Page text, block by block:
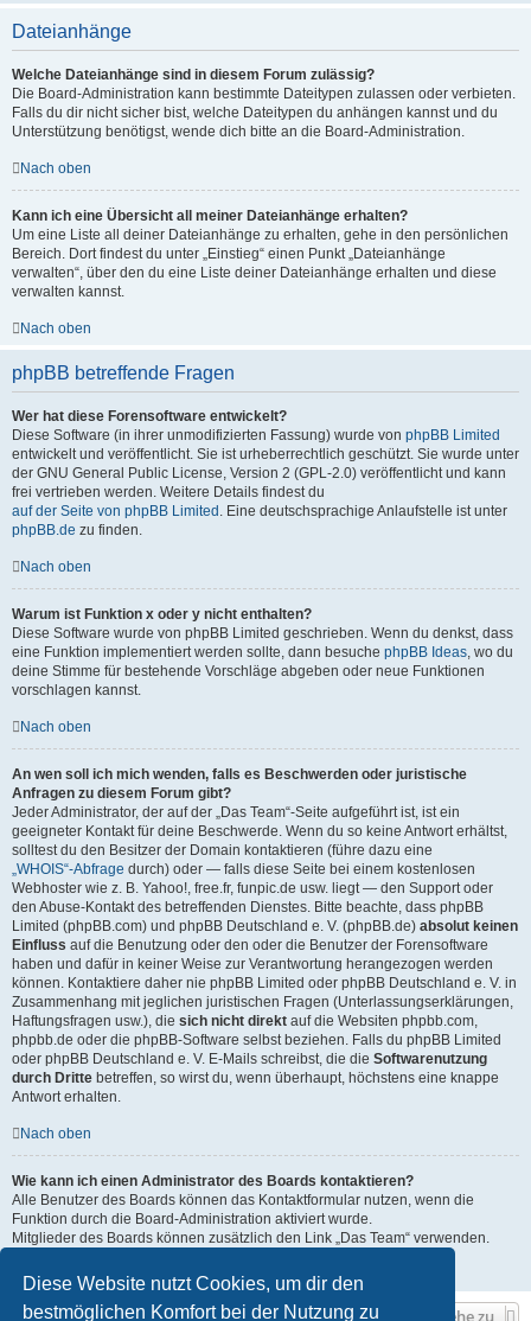
Diese Website nutzt Cookies, um dir den
bestmöglichen Komfort bei der Nutzung zu
Dateianhänge
Welche Dateianhänge sind in diesem Forum zulässig?
Die Board-Administration kann bestimmte Dateitypen zulassen oder verbieten.
Falls du dir nicht sicher bist, welche Dateitypen du anhängen kannst und du
Unterstützung benötigst, wende dich bitte an die Board-Administration.
Nach oben
Kann ich eine Übersicht all meiner Dateianhänge erhalten?
Um eine Liste all deiner Dateianhänge zu erhalten, gehe in den persönlichen
Bereich. Dort findest du unter „Einstieg“ einen Punkt „Dateianhänge
verwalten“, über den du eine Liste deiner Dateianhänge erhalten und diese
verwalten kannst.
Nach oben
phpBB betreffende Fragen
Wer hat diese Forensoftware entwickelt?
Diese Software (in ihrer unmodifizierten Fassung) wurde von phpBB Limited
entwickelt und veröffentlicht. Sie ist urheberrechtlich geschützt. Sie wurde unter
der GNU General Public License, Version 2 (GPL-2.0) veröffentlicht und kann
frei vertrieben werden. Weitere Details findest du
auf der Seite von phpBB Limited . Eine deutschsprachige Anlaufstelle ist unter
phpBB.de zu finden.
Nach oben
Warum ist Funktion x oder y nicht enthalten?
Diese Software wurde von phpBB Limited geschrieben. Wenn du denkst, dass
eine Funktion implementiert werden sollte, dann besuche phpBB Ideas, wo du
deine Stimme für bestehende Vorschläge abgeben oder neue Funktionen
vorschlagen kannst.
Nach oben
An wen soll ich mich wenden, falls es Beschwerden oder juristische
Anfragen zu diesem Forum gibt?
Jeder Administrator, der auf der „Das Team“-Seite aufgeführt ist, ist ein
geeigneter Kontakt für deine Beschwerde. Wenn du so keine Antwort erhältst,
solltest du den Besitzer der Domain kontaktieren (führe dazu eine
„WHOIS“-Abfrage durch) oder — falls diese Seite bei einem kostenlosen
Webhoster wie z. B. Yahoo!, free.fr, funpic.de usw. liegt — den Support oder
den Abuse-Kontakt des betreffenden Dienstes. Bitte beachte, dass phpBB
Limited (phpBB.com) und phpBB Deutschland e. V. (phpBB.de) absolut keinen
Einfluss auf die Benutzung oder den oder die Benutzer der Forensoftware
haben und dafür in keiner Weise zur Verantwortung herangezogen werden
können. Kontaktiere daher nie phpBB Limited oder phpBB Deutschland e. V. in
Zusammenhang mit jeglichen juristischen Fragen (Unterlassungserklärungen,
Haftungsfragen usw.), die sich nicht direkt auf die Websiten phpbb.com,
phpbb.de oder die phpBB-Software selbst beziehen. Falls du phpBB Limited
oder phpBB Deutschland e. V. E-Mails schreibst, die die Softwarenutzung
durch Dritte betreffen, so wirst du, wenn überhaupt, höchstens eine knappe
Antwort erhalten.
Nach oben
Wie kann ich einen Administrator des Boards kontaktieren?
Alle Benutzer des Boards können das Kontaktformular nutzen, wenn die
Funktion durch die Board-Administration aktiviert wurde.
Mitglieder des Boards können zusätzlich den Link „Das Team“ verwenden.
Nach oben
Gehe zu